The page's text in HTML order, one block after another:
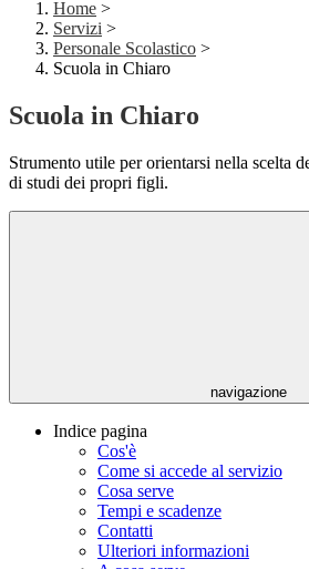
Home >
Servizi >
Personale Scolastico >
Scuola in Chiaro
Scuola in Chiaro
Strumento utile per orientarsi nella scelta
di studi dei propri figli.
navigazione
Indice pagina
Cos'è
Come si accede al servizio
Cosa serve
Tempi e scadenze
Contatti
Ulteriori informazioni